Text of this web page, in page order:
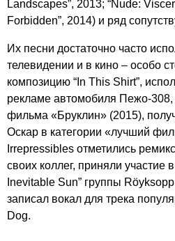
Landscapes”, 2013; “Nude:
Forbidden”, 2014) и ряд
Их песни достаточно часто
телевидении и в кино – особо
композицию “ In This Shirt”,
рекламе автомобиля Пежо-308,
фильма «Бруклин» (2015),
Оскар в категории «лучший
Irrepressibles отметились
своих коллег, приняли участие
Inevitable Sun” группы Röyksopp
записал вокал для трека
Dog.